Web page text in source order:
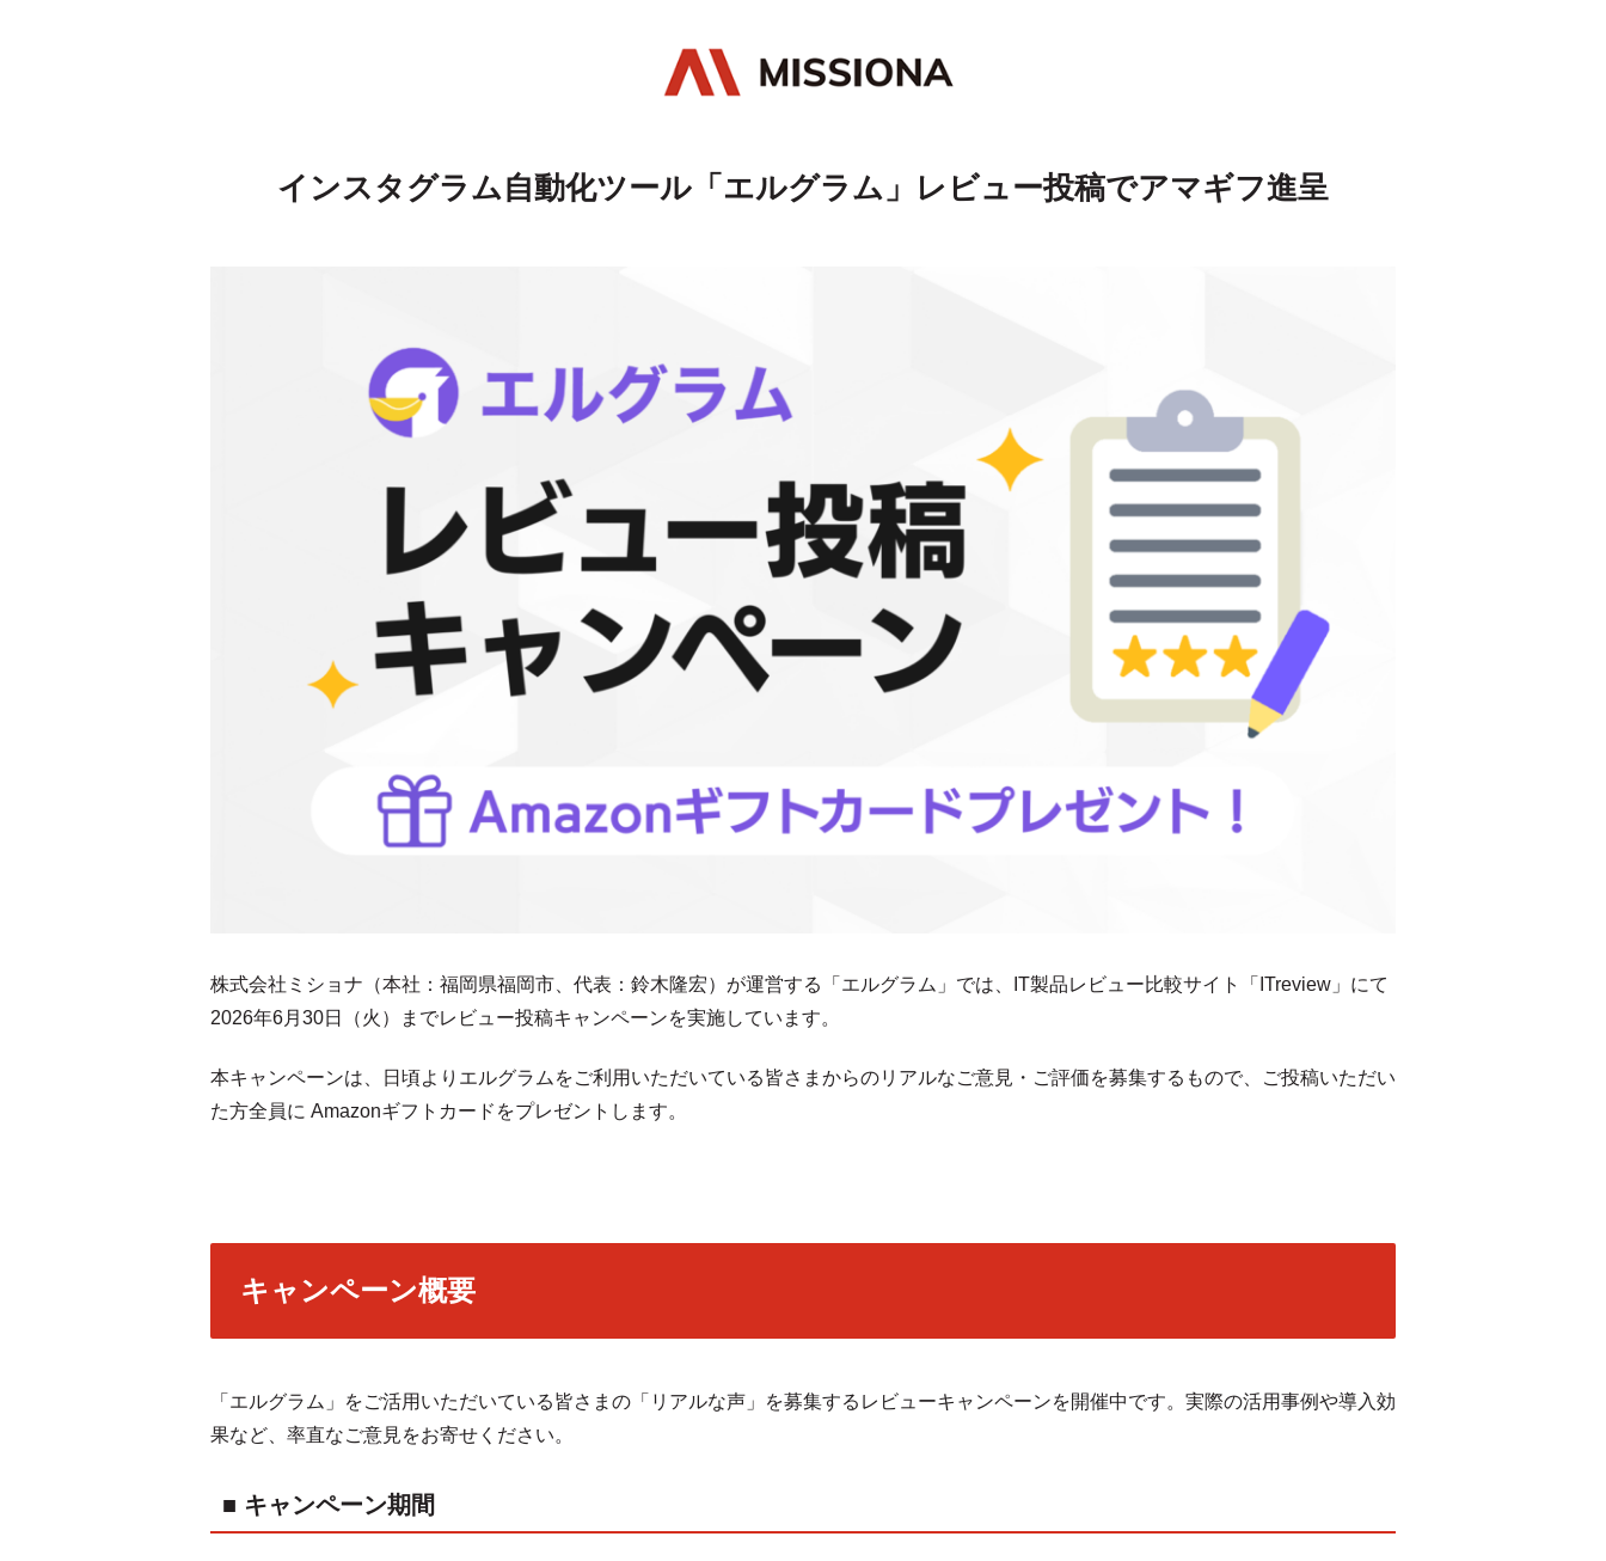
インスタグラム自動化ツール「エルグラム」レビュー投稿でアマギフ進呈
株式会社ミショナ（本社：福岡県福岡市、代表：鈴木隆宏）が運営する「エルグラム」では、IT製品レビュー比較サイト「ITreview」にて
2026年6月30日（火）までレビュー投稿キャンペーンを実施しています。
本キャンペーンは、日頃よりエルグラムをご利用いただいている皆さまからのリアルなご意見・ご評価を募集するもので、ご投稿いただい
た方全員に Amazonギフトカードをプレゼントします。
キャンペーン概要
「エルグラム」をご活用いただいている皆さまの「リアルな声」を募集するレビューキャンペーンを開催中です。実際の活用事例や導入効
果など、率直なご意見をお寄せください。
■ キャンペーン期間